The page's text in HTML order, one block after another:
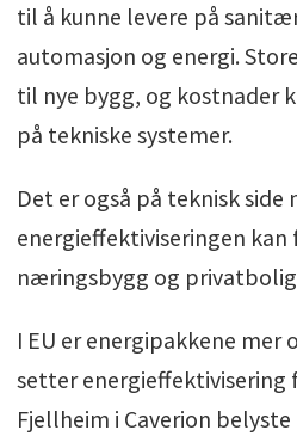
til å kunne levere på
automasjon og energi.
til nye bygg, og kostnader
på tekniske systemer.
Det er også på teknisk side
energieffektiviseringen kan
næringsbygg og
I EU er energipakkene
setter energieffektivisering
Fjellheim i Caverion